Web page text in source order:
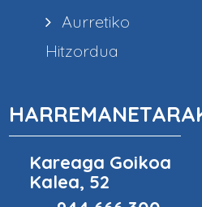
Aurretiko
Hitzordua
Kareaga Goikoa
Kalea, 52